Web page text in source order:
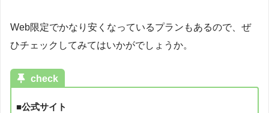
Web限定でかなり安くなっているプランもあるので、ぜ
ひチェックしてみてはいかがでしょうか。
check
■公式サイト